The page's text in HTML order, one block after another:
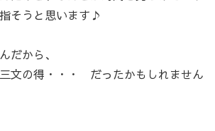
そうと思います♪
だから、
文の得・・・ だったかもしれません